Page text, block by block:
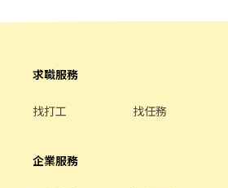
✅【快速加入】➠https://lin.ee/RDrxb6W
求職服務
找打工 找任務
企業服務